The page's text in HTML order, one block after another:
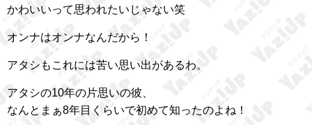
かわいいって思われたいじゃない笑
オンナはオンナなんだから！
アタシもこれには苦い思い出があるわ。
アタシの10年の片思いの彼、
なんとまぁ8年目くらいで初めて知ったのよね！